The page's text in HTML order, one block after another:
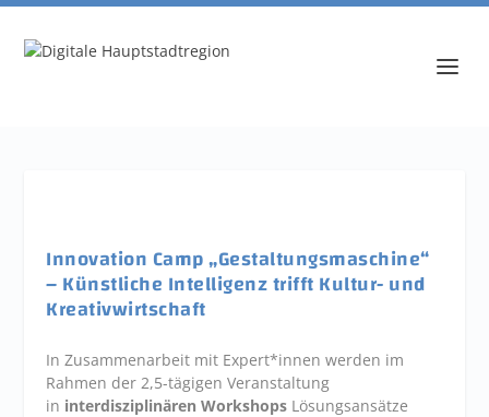
Innovation Camp „Gestaltungsmaschine“
– Künstliche Intelligenz trifft Kultur- und
Kreativwirtschaft
In Zusammenarbeit mit Expert*innen werden im
Rahmen der 2,5-tägigen Veranstaltung
in interdisziplinären Workshops Lösungsansätze